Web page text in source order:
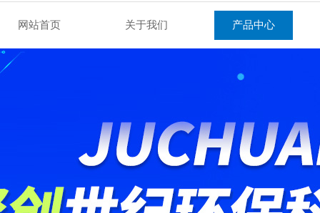
网站首页 关于我们 产品中心